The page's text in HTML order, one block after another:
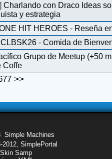
]Charlando con Draco Ideas
y estrategia
HIT HEROES - Reseña
CLBSK26 - Comida de
Grupo de Meetup (+50
Coffe
>>
Simple Machines
SimplePortal
Samp